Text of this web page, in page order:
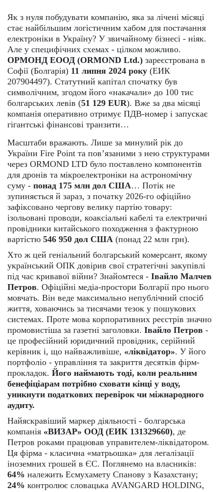
Як з нуля побудувати компанію, яка за лічені місяці
стає найбільшим логістичним хабом для постачання
електроніки в Україну? У звичайному бізнесі - ніяк.
Але у специфічних схемах - цілком можливо.
ОРМОНД ЕООД (ORMOND Ltd.) зареєстрована в
Софії (Болгарія) 11 липня 2024 року (ЕИК
207904497). Статутний капітал спочатку був
символічним, згодом його «накачали» до 100 тис
болгарських левів (51 129 EUR). Вже за два місяці
компанія оперативно отримує ПДВ-номер і запускає
гігантські фінансові транзити…
Масштаби вражають. Лише за минулий рік до
України Fire Point та пов’язаними з нею структурами
через ORMOND LTD було поставлено компонентів
для дронів та мікроелектроніки на астрономічну
суму - понад 175 млн дол США… Потік не
зупиняється й зараз, з початку 2026-го офіційно
зафіксовано чергову велику партію товару:
ізольовані проводи, коаксіальні кабелі та електричні
провідники китайського походження з фактурною
вартістю 546 950 дол США (понад 22 млн грн).
Хто ж цей геніальний болгарський комерсант, якому
український ОПК довірив свої стратегічні закупівлі
під час кривавої війни? Знайомтеся - Івайло Малчев
Петров. Офіційні медіа-простори Болгарії про нього
мовчать. Він веде максимально непублічний спосіб
життя, ховаючись за тисячами тезок у пошукових
системах. Проте мова корпоративних реєстрів значно
промовистіша за газетні заголовки. Івайло Петров -
це професійний юридичний провідник, серійний
керівник і, що найважливіше, «ліквідатор». У його
портфоліо - управління та закриття десятків фірм-
прокладок. Його наймають тоді, коли реальним
бенефіціарам потрібно сховати кінці у воду,
уникнути податкових перевірок чи міжнародного
аудиту.
Найяскравіший маркер діяльності - болгарська
компанія «ВИЗАР» ООД (ЕИК 131329660), де
Петров роками працював управителем-ліквідатором.
Ця фірма - класична «матрьошка» для легалізації
іноземних грошей в ЄС. Поглянемо на власників:
64% належить Есмухамету Спанову з Казахстану;
24% контролює словацька AVANGARD HOLDING,